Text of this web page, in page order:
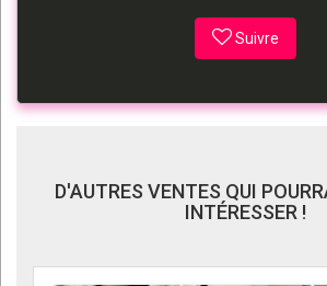
Suivre
D'AUTRES VENTES QUI
INTÉRESSER !